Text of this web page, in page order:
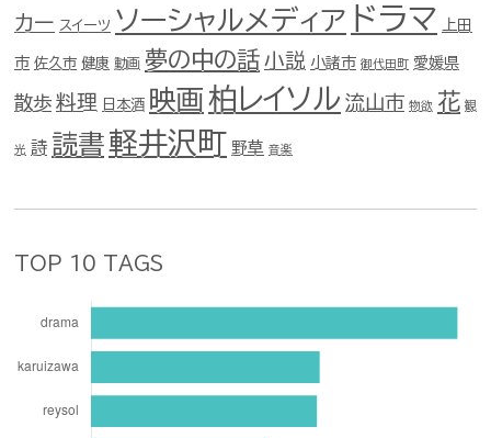
カー スイーツ ソーシャルメディア ドラマ 上田
市 佐久市 健康 動画 夢の中の話 小説 小諸市 御代田町 愛媛県
散歩 料理 日本酒 映画 柏レイソル 流山市 物欲 花 観
光 詩 読書軽井沢町 野草 音楽
TOP 10 TAGS